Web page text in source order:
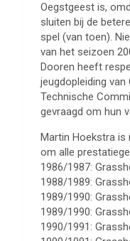
Oegstgeest is,
sluiten bij de
spel (van toen).
van het seizoen
Dooren heeft
jeugdopleiding
Technische
gevraagd om hun
Martin Hoekstra is
om alle
1986/1987:
1988/1989:
1989/1990:
1989/1990:
1990/1991: